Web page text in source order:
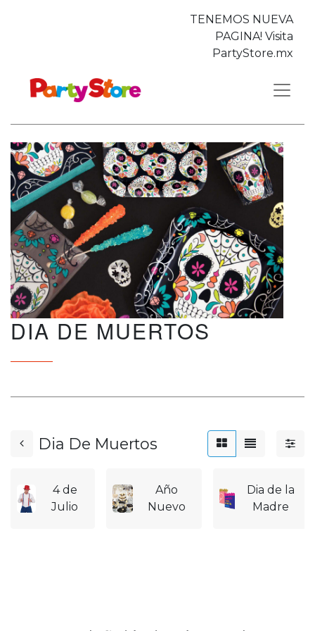
TENEMOS NUEVA
PAGINA! Visita
PartyStore.mx
DIA DE MUERTOS
Dia De Muertos
4 de
Julio
Año
Nuevo
Dia de la
Madre